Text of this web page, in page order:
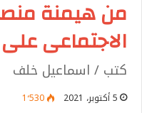
من هيمنة
الاجتماعى
كتب / اسماعيل خلف
5 أكتوبر، 2021 1٬530